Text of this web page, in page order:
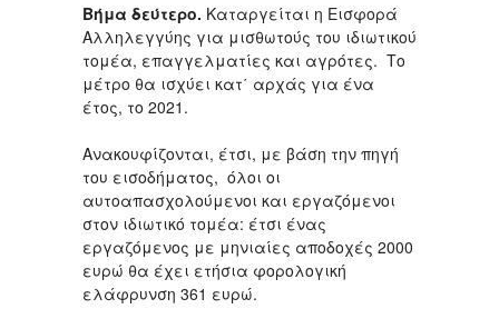
Βήμα δεύτερο. Καταργείται η Εισφορά
Αλληλεγγύης για μισθωτούς του ιδιωτικού
τομέα, επαγγελματίες και αγρότες. Το
μέτρο θα ισχύει κατ΄ αρχάς για ένα
έτος, το 2021.
Ανακουφίζονται, έτσι, με βάση την πηγή
του εισοδήματος, όλοι οι
αυτοαπασχολούμενοι και εργαζόμενοι
στον ιδιωτικό τομέα: έτσι ένας
εργαζόμενος με μηνιαίες αποδοχές 2000
ευρώ θα έχει ετήσια φορολογική
ελάφρυνση 361 ευρώ.